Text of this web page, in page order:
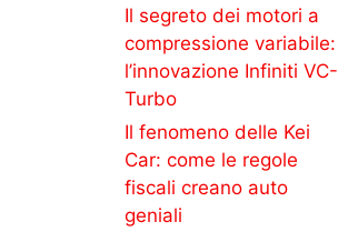
Il segreto dei motori a
compressione variabile:
l’innovazione Infiniti VC-
Turbo
Il fenomeno delle Kei
Car: come le regole
fiscali creano auto
geniali